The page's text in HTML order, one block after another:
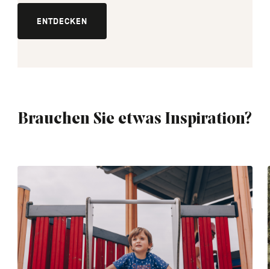
ENTDECKEN
Brauchen Sie etwas Inspiration?